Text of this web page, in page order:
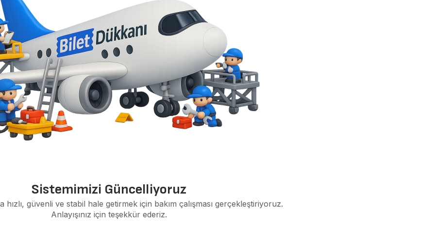
Sistemimizi Güncelliyoruz
hızlı, güvenli ve stabil hale getirmek için bakım çalışması gerçekleştiriyoruz.
Anlayışınız için teşekkür ederiz.